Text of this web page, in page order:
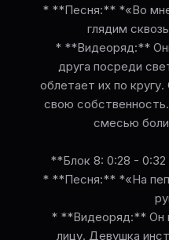
* **Песня:** *«Во
глядим
* **Видеоряд:**
друга посреди
облетает их по
свою
смесью
**Блок 8: 0:28 - 0:32
* **Песня:** *«На
* **Видеоряд:** Он
лицу. Девушка